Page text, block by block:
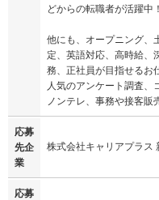
どからの転職者が活躍中！
他にも、オープニング、
定、英語対応、高時給、
務、正社員が目指せるお
人気のアンケート調査、
ノンテレ、事務や接客販
応募
先企
業
株式会社キャリアプラス
応募